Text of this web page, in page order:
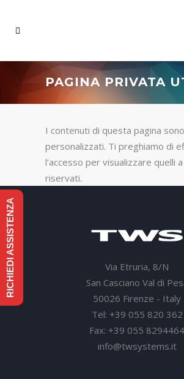
PAGINA PRIVATA
I contenuti di questa pagina sono
personalizzati. Ti preghiamo di
l’accesso per visualizzare quelli
riservati.
Via Etruria, 8/N
San Casciano Val di
50026 Firenze - Italy
Tel: +39 055 820 362
Fax: +39 055 8294464
info@twsystems.it
RICHIEDI ASSISTENZA